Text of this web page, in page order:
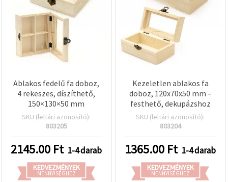
Ablakos fedelű fa doboz,
4 rekeszes, díszíthető,
150×130×50 mm
SKU (leltári azonosító):
803205
2145.00 Ft 1-4 darab
KEDVEZMÉNYEK
MENNYISÉGHEZ
Kezeletlen ablakos fa
doboz, 120x70x50 mm –
festhető, dekupázshoz
SKU (leltári azonosító):
803204
1365.00 Ft 1-4 darab
KEDVEZMÉNYEK
MENNYISÉGHEZ